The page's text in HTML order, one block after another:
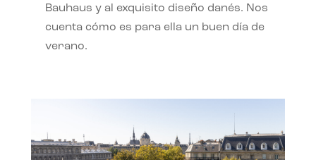
Bauhaus y al exquisito diseño danés. Nos
cuenta cómo es para ella un buen día de
verano.